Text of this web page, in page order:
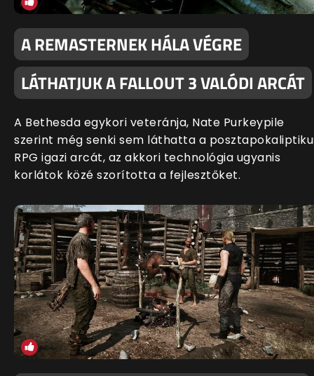
A REMASTERNEK HÁLA VÉGRE
LÁTHATJUK A FALLOUT 3 VALÓDI ARCÁT
A Bethesda egykori veteránja, Nate Purkeypile
szerint még senki sem láthatta a
RPG igazi arcát, az akkori technológia ugyanis
korlátok közé szorította a fejlesztőket.